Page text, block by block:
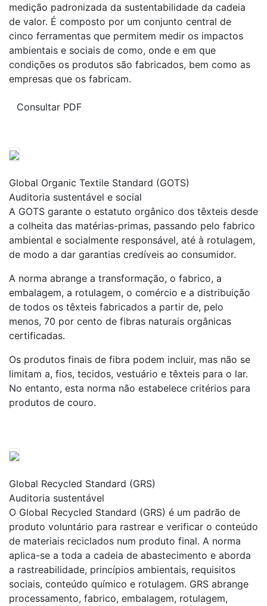
medição padronizada da sustentabilidade da cadeia
de valor. É composto por um conjunto central de
cinco ferramentas que permitem medir os impactos
ambientais e sociais de como, onde e em que
condições os produtos são fabricados, bem como as
empresas que os fabricam.
Consultar PDF
Global Organic Textile Standard (GOTS)
Auditoria sustentável e social
A GOTS garante o estatuto orgânico dos têxteis desde
a colheita das matérias-primas, passando pelo fabrico
ambiental e socialmente responsável, até à rotulagem,
de modo a dar garantias credíveis ao consumidor.
A norma abrange a transformação, o fabrico, a
embalagem, a rotulagem, o comércio e a distribuição
de todos os têxteis fabricados a partir de, pelo
menos, 70 por cento de fibras naturais orgânicas
certificadas.
Os produtos finais de fibra podem incluir, mas não se
limitam a, fios, tecidos, vestuário e têxteis para o lar.
No entanto, esta norma não estabelece critérios para
produtos de couro.
Global Recycled Standard (GRS)
Auditoria sustentável
O Global Recycled Standard (GRS) é um padrão de
produto voluntário para rastrear e verificar o conteúdo
de materiais reciclados num produto final. A norma
aplica-se a toda a cadeia de abastecimento e aborda
a rastreabilidade, princípios ambientais, requisitos
sociais, conteúdo químico e rotulagem. GRS abrange
processamento, fabrico, embalagem, rotulagem,